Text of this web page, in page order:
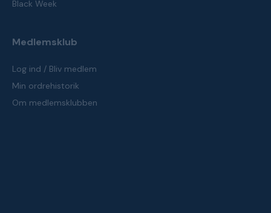
Black Week
Medlemsklub
Log ind / Bliv medlem
Min ordrehistorik
Om medlemsklubben